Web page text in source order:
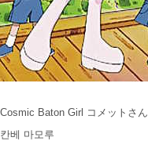
Cosmic Baton Girl コメットさん
칸베 마모루